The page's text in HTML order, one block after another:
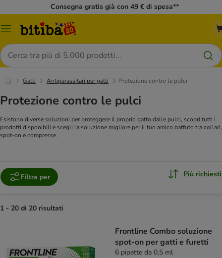
Consegna gratis già con 49 € di spesa**
Overview
Cerca
Gatti Antiparassitari per gatti Protezione contro le pulci
Protezione contro le pulci
Esistono diverse soluzioni per proteggere il proprio gatto dalle pulci, scopri tutti i
prodotti disponibili e scegli la soluzione migliore per il tuo amico baffuto tra collari,
spot-on e compresse.
Filtra per Più richiesti
1 - 20 di 20 risultati
Frontline Combo soluzione
spot-on per gatti e furetti
6 pipette da 0,5 ml